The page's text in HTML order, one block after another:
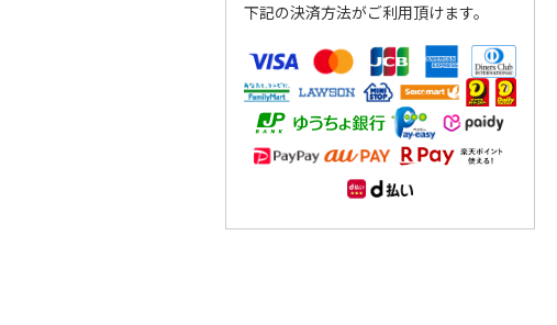
下記の決済方法がご利用頂けます。